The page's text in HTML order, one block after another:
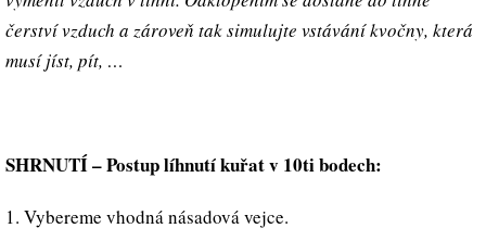
čerství vzduch a zároveň tak simulujte vstávání kvočny, která
musí jíst, pít, …
SHRNUTÍ – Postup líhnutí kuřat v 10ti bodech:
1. Vybereme vhodná násadová vejce.